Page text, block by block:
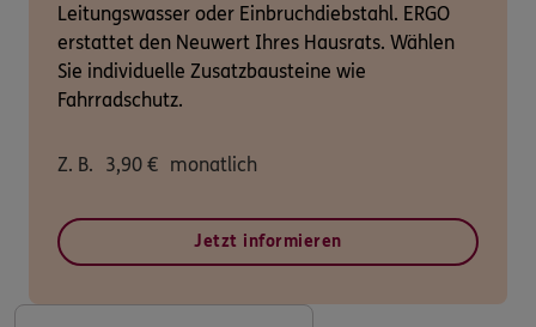
Leitungswasser oder Einbruchdiebstahl. ERGO
erstattet den Neuwert Ihres Hausrats. Wählen
Sie individuelle Zusatzbausteine wie
Fahrradschutz.
Z. B. 3,90 € monatlich
Jetzt informieren